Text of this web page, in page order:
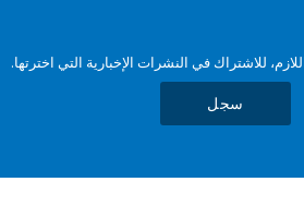
للاشتراك في النشرات الإخبارية التي اخترتها.
سجل